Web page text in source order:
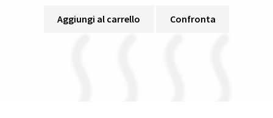
Aggiungi al carrello Confronta